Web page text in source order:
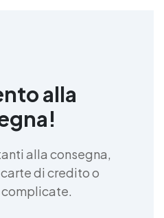
alla
alla consegna,
di credito o